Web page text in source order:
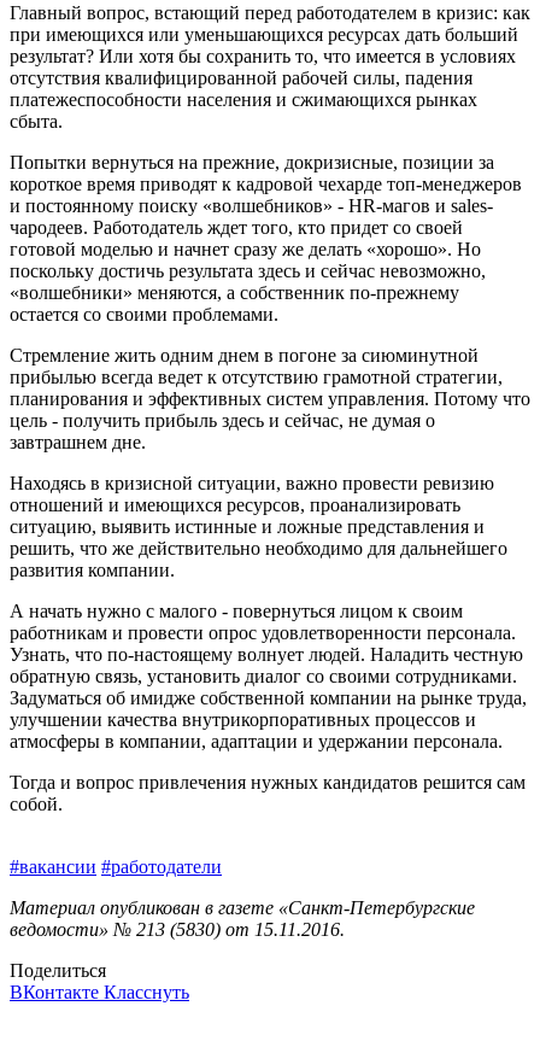
Главный вопрос, встающий перед работодателем в кризис: как
при имеющихся или уменьшающихся ресурсах дать больший
результат? Или хотя бы сохранить то, что имеется в условиях
отсутствия квалифицированной рабочей силы, падения
платежеспособности населения и сжимающихся рынках
сбыта.
Попытки вернуться на прежние, докризисные, позиции за
короткое время приводят к кадровой чехарде топ-менеджеров
и постоянному поиску «волшебников» - HR-магов и sales-
чародеев. Работодатель ждет того, кто придет со своей
готовой моделью и начнет сразу же делать «хорошо». Но
поскольку достичь результата здесь и сейчас невозможно,
«волшебники» меняются, а собственник по-прежнему
остается со своими проблемами.
Стремление жить одним днем в погоне за сиюминутной
прибылью всегда ведет к отсутствию грамотной стратегии,
планирования и эффективных систем управления. Потому что
цель - получить прибыль здесь и сейчас, не думая о
завтрашнем дне.
Находясь в кризисной ситуации, важно провести ревизию
отношений и имеющихся ресурсов, проанализировать
ситуацию, выявить истинные и ложные представления и
решить, что же действительно необходимо для дальнейшего
развития компании.
А начать нужно с малого - повернуться лицом к своим
работникам и провести опрос удовлетворенности персонала.
Узнать, что по-настоящему волнует людей. Наладить честную
обратную связь, установить диалог со своими сотрудниками.
Задуматься об имидже собственной компании на рынке труда,
улучшении качества внутрикорпоративных процессов и
атмосферы в компании, адаптации и удержании персонала.
Тогда и вопрос привлечения нужных кандидатов решится сам
собой.
#вакансии #работодатели
Материал опубликован в газете «Санкт-Петербургские
ведомости» № 213 (5830) от 15.11.2016.
Поделиться
ВКонтакте Класснуть